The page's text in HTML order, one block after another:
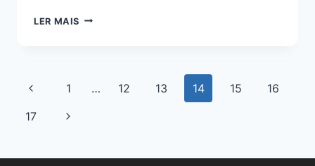
LER MAIS
1 … 12 13 14 15
16
17